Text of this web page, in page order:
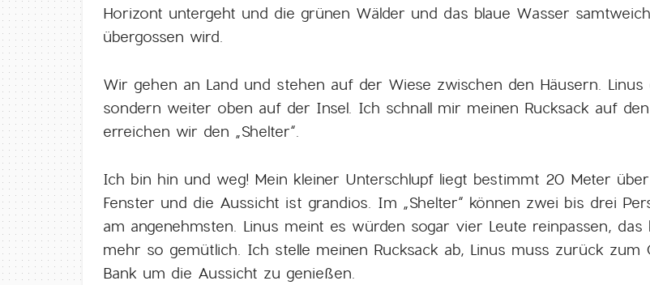
Horizont untergeht und die grünen Wälder und das blaue Wasser
übergossen wird.
Wir gehen an Land und stehen auf der Wiese zwischen den Häusern.
sondern weiter oben auf der Insel. Ich schnall mir meinen Rucksack auf
erreichen wir den „Shelter“.
Ich bin hin und weg! Mein kleiner Unterschlupf liegt bestimmt 20 Meter
Fenster und die Aussicht ist grandios. Im „Shelter“ können zwei bis drei
am angenehmsten. Linus meint es würden sogar vier Leute reinpassen,
mehr so gemütlich. Ich stelle meinen Rucksack ab, Linus muss zurück
Bank um die Aussicht zu genießen.